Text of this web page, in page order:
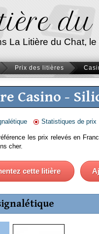
du
La Litière du Chat,
Prix des litières
Casino -
Statistiques de prix
les prix relevés en
cher.
cette litière